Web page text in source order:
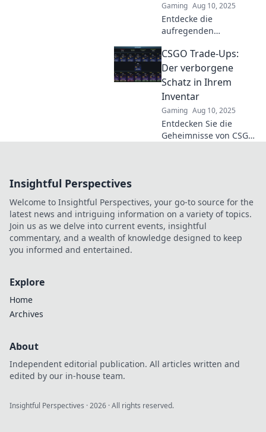
Gaming Aug 10, 2025
Entdecke die
aufregenden
CSGO Trade-Up!
Überraschungen und
Gewinne warten auf
dich – verpasse nicht
den Spaß!
CSGO Trade-Ups:
Der verborgene
Schatz in Ihrem
Inventar
Gaming Aug 10, 2025
Entdecken Sie die
Geheimnisse von CSGO
Insightful Perspectives
Welcome to Insightful Perspectives, your go-to source for the
latest news and intriguing information on a variety of topics.
Join us as we delve into current events, insightful
commentary, and a wealth of knowledge designed to keep
you informed and entertained.
Explore
Home
Archives
About
Independent editorial publication. All articles written and
edited by our in-house team.
Insightful Perspectives ·2026 · All rights reserved.